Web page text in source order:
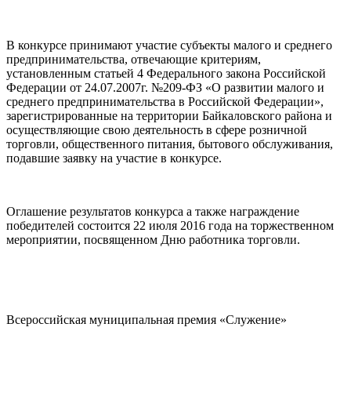
В конкурсе принимают участие субъекты малого и среднего
предпринимательства, отвечающие критериям,
установленным статьей 4 Федерального закона Российской
Федерации от 24.07.2007г. №209-ФЗ «О развитии малого и
среднего предпринимательства в Российской Федерации»,
зарегистрированные на территории Байкаловского района и
осуществляющие свою деятельность в сфере розничной
торговли, общественного питания, бытового обслуживания,
подавшие заявку на участие в конкурсе.
Оглашение результатов конкурса а также награждение
победителей состоится 22 июля 2016 года на торжественном
мероприятии, посвященном Дню работника торговли.
Всероссийская муниципальная премия «Служение»